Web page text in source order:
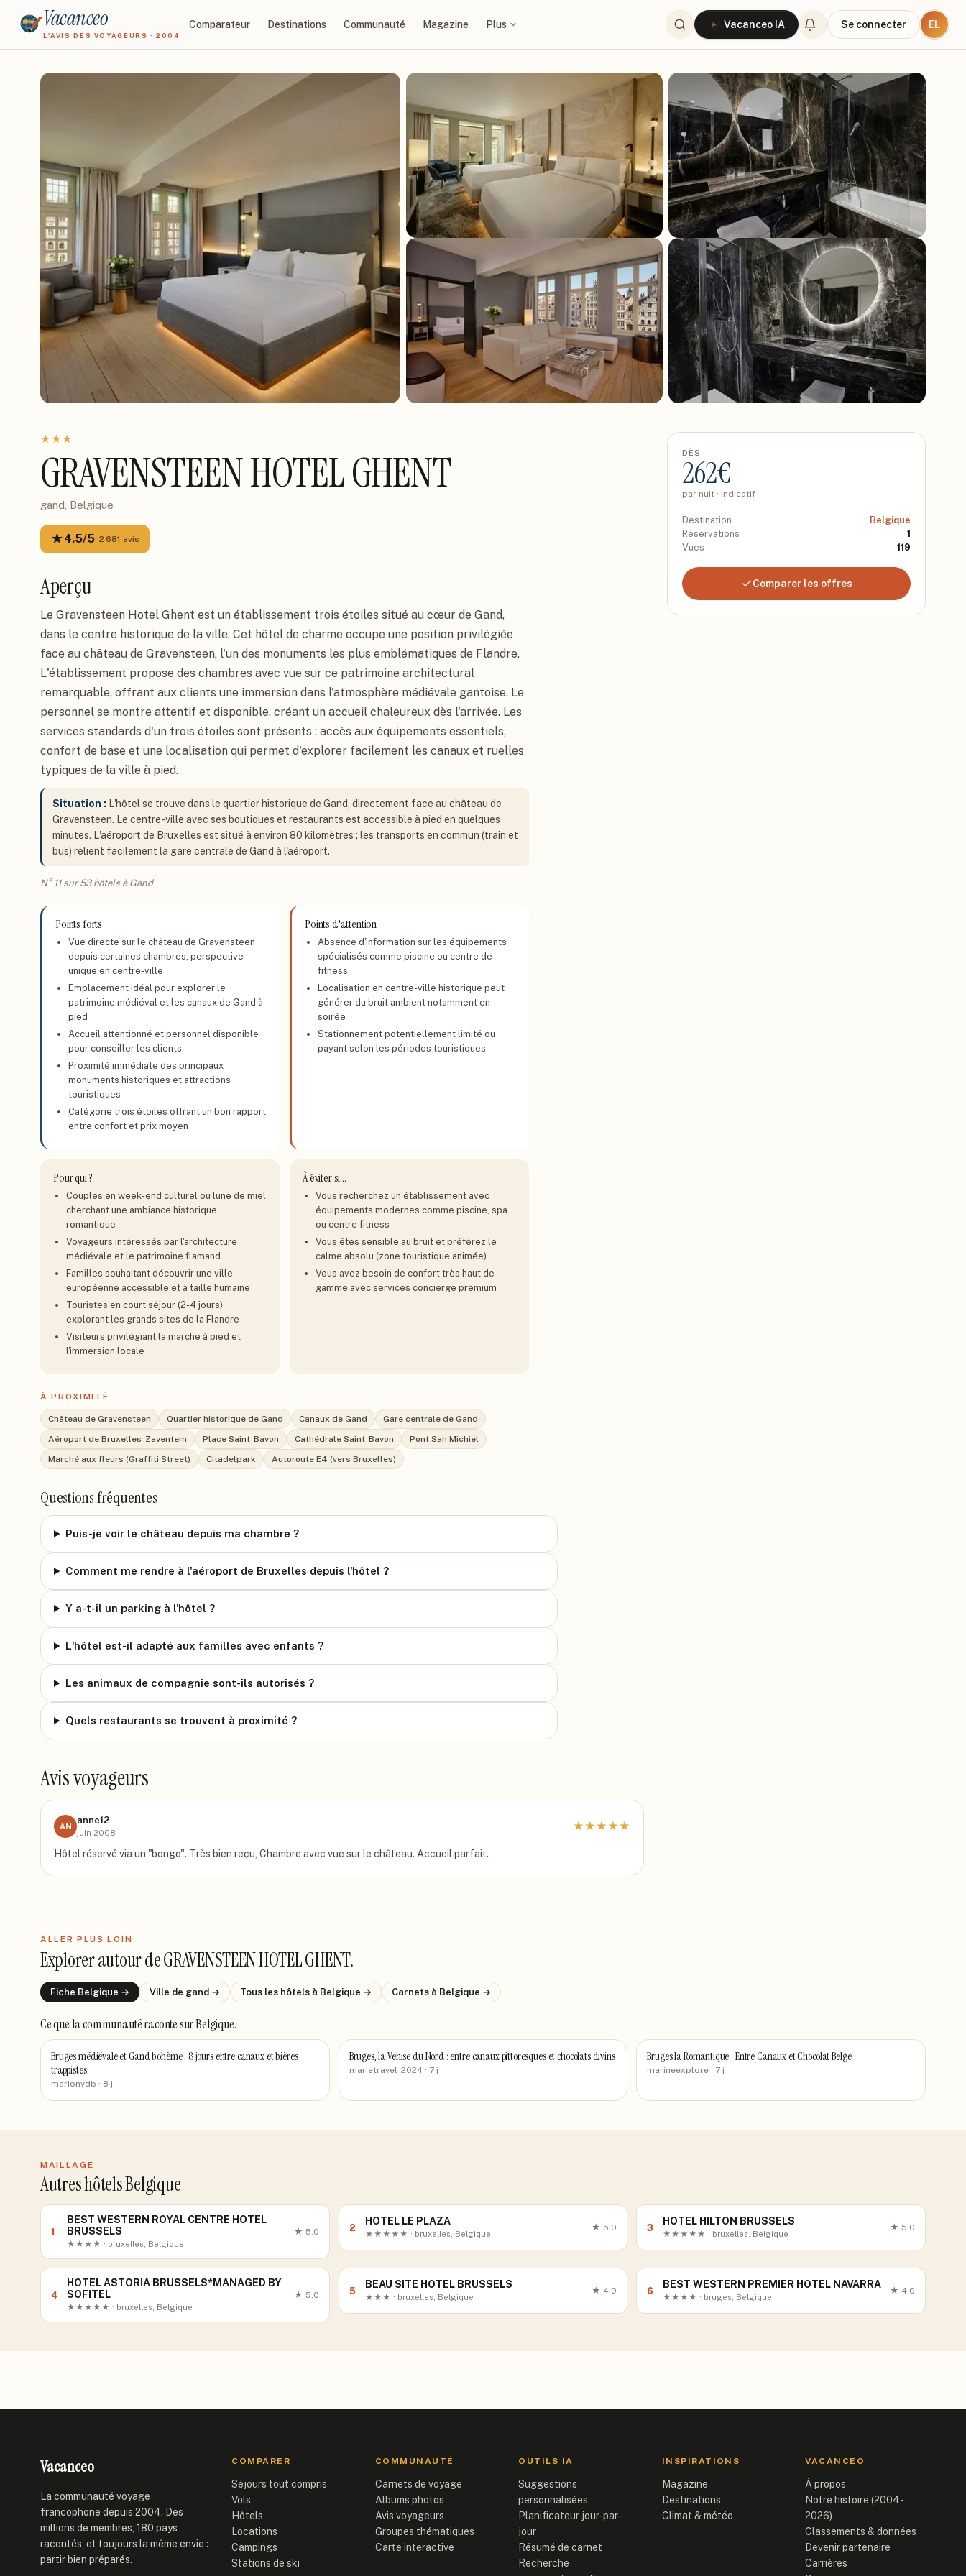
Vacanceo
L'AVIS DES VOYAGEURS · 2004
Comparateur Destinations Communauté Magazine Plus Vacanceo IA Se connecter EL
★★★
GRAVENSTEEN HOTEL GHENT
gand, Belgique
★4.5/5· 2 681 avis
Aperçu
Le Gravensteen Hotel Ghent est un établissement trois étoiles situé au cœur de Gand,
dans le centre historique de la ville. Cet hôtel de charme occupe une position privilégiée
face au château de Gravensteen, l'un des monuments les plus emblématiques de Flandre.
L'établissement propose des chambres avec vue sur ce patrimoine architectural
remarquable, offrant aux clients une immersion dans l'atmosphère médiévale gantoise. Le
personnel se montre attentif et disponible, créant un accueil chaleureux dès l'arrivée. Les
services standards d'un trois étoiles sont présents : accès aux équipements essentiels,
confort de base et une localisation qui permet d'explorer facilement les canaux et ruelles
typiques de la ville à pied.
Situation : L'hôtel se trouve dans le quartier historique de Gand, directement face au château de
Gravensteen. Le centre-ville avec ses boutiques et restaurants est accessible à pied en quelques
minutes. L'aéroport de Bruxelles est situé à environ 80 kilomètres ; les transports en commun (train et
bus) relient facilement la gare centrale de Gand à l'aéroport.
N° 11 sur 53 hôtels à Gand
Points forts
Vue directe sur le château de Gravensteen
depuis certaines chambres, perspective
unique en centre-ville
Emplacement idéal pour explorer le
patrimoine médiéval et les canaux de Gand à
pied
Accueil attentionné et personnel disponible
pour conseiller les clients
Proximité immédiate des principaux
monuments historiques et attractions
touristiques
Catégorie trois étoiles offrant un bon rapport
entre confort et prix moyen
Points d'attention
Absence d'information sur les équipements
spécialisés comme piscine ou centre de
fitness
Localisation en centre-ville historique peut
générer du bruit ambient notamment en
soirée
Stationnement potentiellement limité ou
payant selon les périodes touristiques
Pour qui ?
Couples en week-end culturel ou lune de miel
cherchant une ambiance historique
romantique
Voyageurs intéressés par l'architecture
médiévale et le patrimoine flamand
Familles souhaitant découvrir une ville
européenne accessible et à taille humaine
Touristes en court séjour (2-4 jours)
explorant les grands sites de la Flandre
Visiteurs privilégiant la marche à pied et
l'immersion locale
À éviter si…
Vous recherchez un établissement avec
équipements modernes comme piscine, spa
ou centre fitness
Vous êtes sensible au bruit et préférez le
calme absolu (zone touristique animée)
Vous avez besoin de confort très haut de
gamme avec services concierge premium
À PROXIMITÉ
Château de Gravensteen Quartier historique de Gand Canaux de Gand
Gare centrale de Gand
Aéroport de Bruxelles-Zaventem
Place Saint-Bavon Cathédrale Saint-Bavon
Pont San Michiel
Marché aux fleurs (Graffiti Street)
Citadelpark Autoroute E4 (vers Bruxelles)
Questions fréquentes
Puis-je voir le château depuis ma chambre ?
Comment me rendre à l'aéroport de Bruxelles depuis l'hôtel ?
Y a-t-il un parking à l'hôtel ?
L'hôtel est-il adapté aux familles avec enfants ?
Les animaux de compagnie sont-ils autorisés ?
Quels restaurants se trouvent à proximité ?
Avis voyageurs
AN
anne12
juin 2008
★★★★★
Hôtel réservé via un "bongo". Très bien reçu, Chambre avec vue sur le château. Accueil parfait.
DÈS
262€
par nuit · indicatif
Destination
Belgique
Réservations
1
Vues
119
Comparer les offres
ALLER PLUS LOIN
Explorer autour deGRAVENSTEEN HOTEL GHENT.
Fiche Belgique → Ville de gand → Tous les hôtels à Belgique → Carnets à Belgique →
Ce que la communauté racontesur Belgique.
Bruges médiévale et Gand bohème : 8 jours entre canaux et bières
trappistes
marionvdb · 8 j
Bruges, la Venise du Nord : entre canaux pittoresques et chocolats divins
marietravel-2024· 7 j
Bruges la Romantique : Entre Canaux et Chocolat Belge
marineexplore · 7 j
MAILLAGE
Autres hôtels Belgique
1
BEST WESTERN ROYAL CENTRE HOTEL
BRUSSELS
★★★★ · bruxelles, Belgique
★ 5.0 2
HOTEL LE PLAZA
★★★★★ · bruxelles, Belgique
★ 5.0 3
HOTEL HILTON BRUSSELS
★★★★★ · bruxelles, Belgique
★ 5.0
4
HOTEL ASTORIA BRUSSELS*MANAGED BY
SOFITEL
★★★★★ · bruxelles, Belgique
★ 5.0 5
BEAU SITE HOTEL BRUSSELS
★★★ · bruxelles, Belgique
★ 4.0 6
BEST WESTERN PREMIER HOTEL NAVARRA
★★★★ · bruges, Belgique
★ 4.0
Vacanceo
La communauté voyage
francophone depuis 2004. Des
millions de membres, 180 pays
racontés, et toujours la même envie :
partir bien préparés.
COMPARER
Séjours tout compris
Vols
Hôtels
Locations
Campings
Stations de ski
COMMUNAUTÉ
Carnets de voyage
Albums photos
Avis voyageurs
Groupes thématiques
Carte interactive
OUTILS IA
Suggestions
personnalisées
Planificateur jour-par-
jour
Résumé de carnet
Recherche
INSPIRATIONS
Magazine
Destinations
Climat & météo
VACANCEO
À propos
Notre histoire (2004-
2026)
Classements & données
Devenir partenaire
Carrières